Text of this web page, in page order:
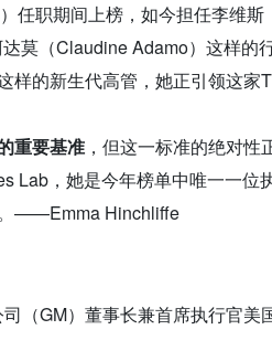
任职期间上榜，如今担任李维
莫（Claudine Adamo）这样
样的新生代高管，她正引领这
重要基准 ，但这一标准的绝对
Lab，她是今年榜单中唯一一
——Emma Hinchliffe
（GM）董事长兼首席执行官美